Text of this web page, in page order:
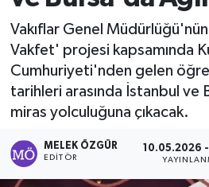
Vakıflar Genel
Vakfet' projesi kapsamında
Cumhuriyeti'nden gelen
tarihleri arasında İstanbul ve
miras yolculuğuna çıkacak.
MELEK ÖZGÜR
EDITÖR
10.05.2026
Politika
Sağlık
Spor
Tarih - Kültür - Sanat -
Haber Arşivi